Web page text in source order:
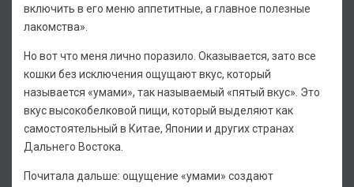
включить в его меню аппетитные, а главное полезные
лакомства».
Но вот что меня лично поразило. Оказывается, зато все
кошки без исключения ощущают вкус, который
называется «умами», так называемый «пятый вкус». Это
вкус высокобелковой пищи, который выделяют как
самостоятельный в Китае, Японии и других странах
Дальнего Востока.
Почитала дальше: ощущение «умами» создают